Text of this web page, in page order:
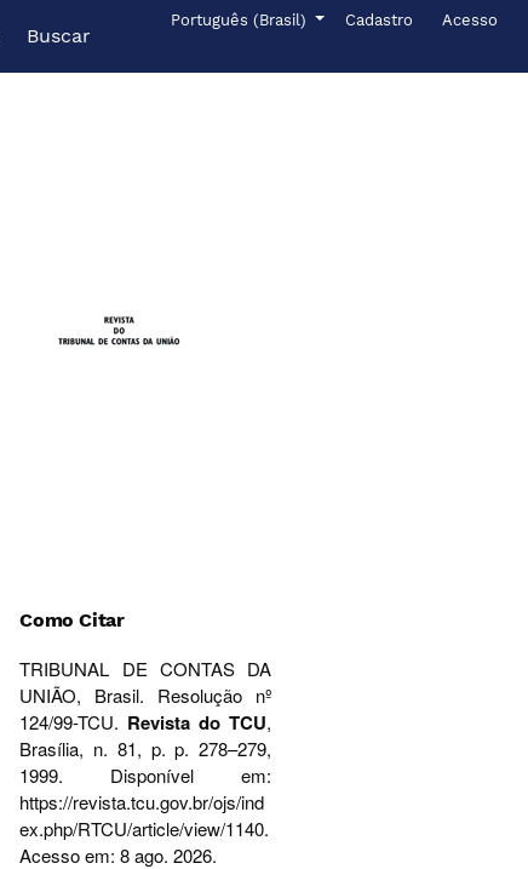
Idioma
Português (Brasil)
Menu de Cadastro Acesso
Buscar
Como Citar
TRIBUNAL DE CONTAS DA
UNIÃO, Brasil. Resolução nº
124/99-TCU. Revista do TCU,
Brasília, n. 81, p. p. 278–279,
1999. Disponível em:
https://revista.tcu.gov.br/ojs/ind
ex.php/RTCU/article/view/1140.
Acesso em: 8 ago. 2026.